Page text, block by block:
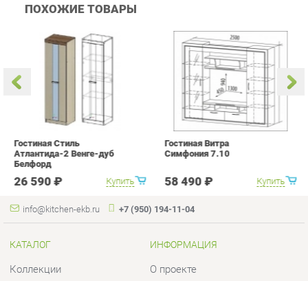
Атлантида-2 Венге-дуб
26 590 ₽ Купить
Гостиная Витра
Симфония 7.10
58 490 ₽
info@kitchen-ekb.ru +7 (950) 194-11-04
КАТАЛОГ
Шкафы для кухни
Стулья для кухни
Мягкая мебель для кухни
ИНФОРМАЦИЯ
Дизайн
Скидки и Акции
Политика